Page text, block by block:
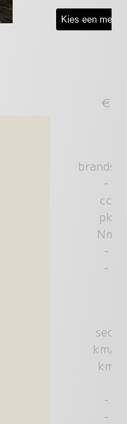
€
-
cc
pk
Nm
-
-
sec.
km/u
km
-
-